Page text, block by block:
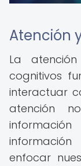
Atención
La
cognitivos
interactuar
atención
enfocar